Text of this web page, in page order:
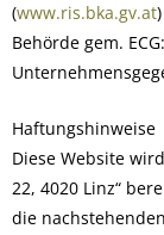
(www.ris.bka.gv.at)
Behörde gem.
Haftungshinweise
Diese Website
22, 4020 Linz“
die